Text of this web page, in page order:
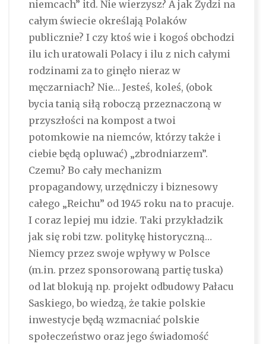
niemcach” itd. Nie wierzysz? A jak Żydzi na
całym świecie określają Polaków
publicznie? I czy ktoś wie i kogoś obchodzi
ilu ich uratowali Polacy i ilu z nich całymi
rodzinami za to ginęło nieraz w
męczarniach? Nie… Jesteś, koleś, (obok
bycia tanią siłą roboczą przeznaczoną w
przyszłości na kompost a twoi
potomkowie na niemców, którzy także i
ciebie będą opluwać) „zbrodniarzem”.
Czemu? Bo cały mechanizm
propagandowy, urzędniczy i biznesowy
całego „Reichu” od 1945 roku na to pracuje.
I coraz lepiej mu idzie. Taki przykładzik
jak się robi tzw. politykę historyczną…
Niemcy przez swoje wpływy w Polsce
(m.in. przez sponsorowaną partię tuska)
od lat blokują np. projekt odbudowy Pałacu
Saskiego, bo wiedzą, że takie polskie
inwestycje będą wzmacniać polskie
społeczeństwo oraz jego świadomość